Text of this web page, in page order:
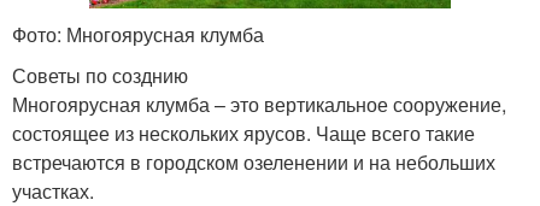
Фото: Многоярусная клумба
Советы по созднию
Многоярусная клумба – это вертикальное сооружение,
состоящее из нескольких ярусов. Чаще всего такие
встречаются в городском озеленении и на небольших
участках.